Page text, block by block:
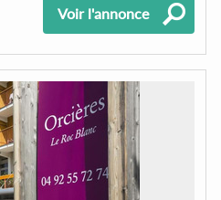
Voir l'annonce